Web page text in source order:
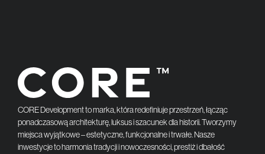
CORE Development to marka, która redefiniuje przestrzeń, łącząc
ponadczasową architekturę, luksus i szacunek dla historii. Tworzymy
miejsca wyjątkowe – estetyczne, funkcjonalne i trwałe. Nasze
inwestycje to harmonia tradycji i nowoczesności, prestiż i dbałość